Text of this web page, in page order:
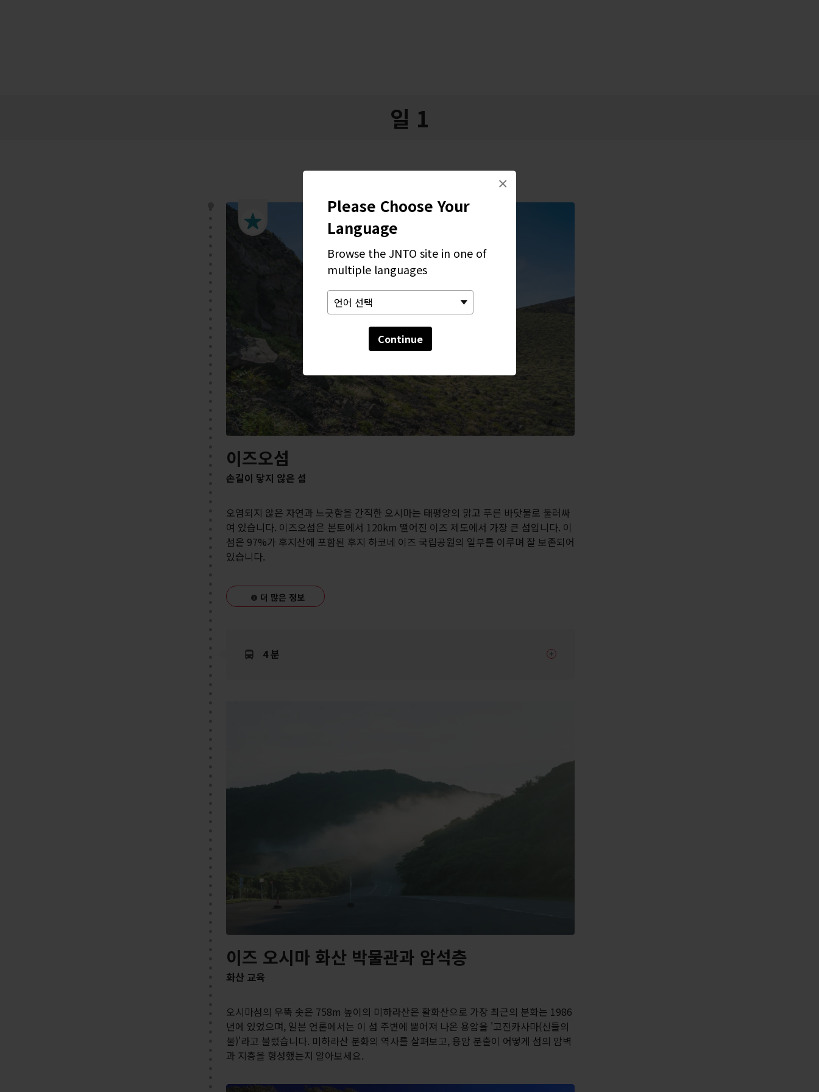
Please Choose Your
Language
Browse the JNTO site in one of
multiple languages
Continue
×
일 1
이즈오섬
손길이 닿지 않은 섬
오염되지 않은 자연과 느긋함을 간직한 오시마는 태평양의 맑고 푸른 바닷물로 둘러싸
여 있습니다. 이즈오섬은 본토에서 120km 떨어진 이즈 제도에서 가장 큰 섬입니다. 이
섬은 97%가 후지산에 포함된 후지 하코네 이즈 국립공원의 일부를 이루며 잘 보존되어
있습니다.
더 많은 정보
4 분
이즈 오시마 화산 박물관과 암석층
화산 교육
오시마섬의 우뚝 솟은 758m 높이의 미하라산은 활화산으로 가장 최근의 분화는 1986
년에 있었으며, 일본 언론에서는 이 섬 주변에 뿜어져 나온 용암을 '고진카사마(신들의
불)'라고 불렀습니다. 미하라산 분화의 역사를 살펴보고, 용암 분출이 어떻게 섬의 암벽
과 지층을 형성했는지 알아보세요.